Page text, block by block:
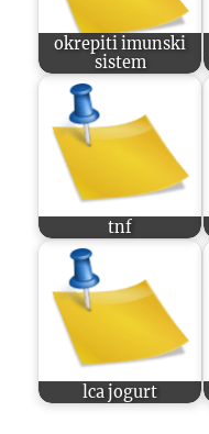
okrepiti imunski
sistem
tnf
lca jogurt